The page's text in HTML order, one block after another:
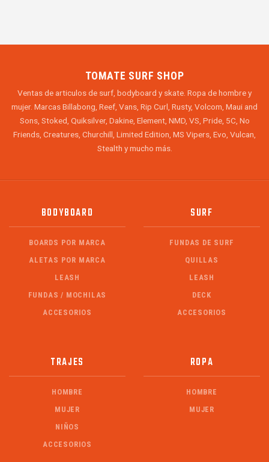
TOMATE SURF SHOP
Ventas de articulos de surf, bodyboard y skate. Ropa de hombre y
mujer. Marcas Billabong, Reef, Vans, Rip Curl, Rusty, Volcom, Maui and
Sons, Stoked, Quiksilver, Dakine, Element, NMD, VS, Pride, 5C, No
Friends, Creatures, Churchill, Limited Edition, MS Vipers, Evo, Vulcan,
Stealth y mucho más.
BODYBOARD
BOARDS POR MARCA
ALETAS POR MARCA
LEASH
FUNDAS / MOCHILAS
ACCESORIOS
SURF
FUNDAS DE SURF
QUILLAS
LEASH
DECK
ACCESORIOS
TRAJES
HOMBRE
MUJER
NIÑOS
ACCESORIOS
ROPA
HOMBRE
MUJER